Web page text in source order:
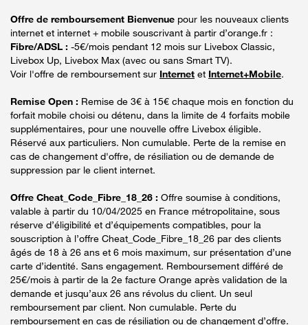
Offre de remboursement Bienvenue pour les nouveaux clients
internet et internet + mobile souscrivant à partir d’orange.fr :
Fibre/ADSL : -5€/mois pendant 12 mois sur Livebox Classic,
Livebox Up, Livebox Max (avec ou sans Smart TV).
Voir l'offre de remboursement sur Internet et Internet+Mobile.
Remise Open : Remise de 3€ à 15€ chaque mois en fonction du
forfait mobile choisi ou détenu, dans la limite de 4 forfaits mobile
supplémentaires, pour une nouvelle offre Livebox éligible.
Réservé aux particuliers. Non cumulable. Perte de la remise en
cas de changement d'offre, de résiliation ou de demande de
suppression par le client internet.
Offre Cheat_Code_Fibre_18_26 : Offre soumise à conditions,
valable à partir du 10/04/2025 en France métropolitaine, sous
réserve d’éligibilité et d’équipements compatibles, pour la
souscription à l’offre Cheat_Code_Fibre_18_26 par des clients
âgés de 18 à 26 ans et 6 mois maximum, sur présentation d’une
carte d’identité. Sans engagement. Remboursement différé de
25€/mois à partir de la 2e facture Orange après validation de la
demande et jusqu’aux 26 ans révolus du client. Un seul
remboursement par client. Non cumulable. Perte du
remboursement en cas de résiliation ou de changement d’offre.